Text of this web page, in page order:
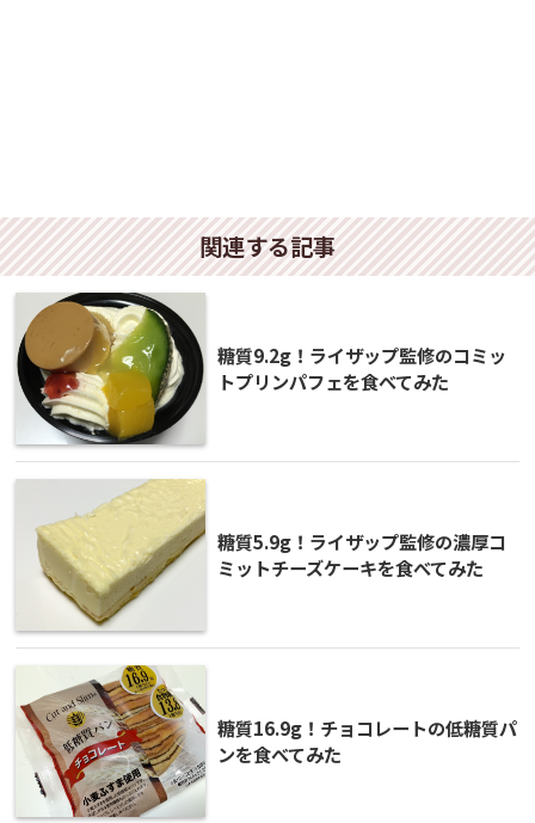
関連する記事
糖質9.2g！ライザップ監修のコミッ
トプリンパフェを食べてみた
糖質5.9g！ライザップ監修の濃厚コ
ミットチーズケーキを食べてみた
糖質16.9g！チョコレートの低糖質パ
ンを食べてみた